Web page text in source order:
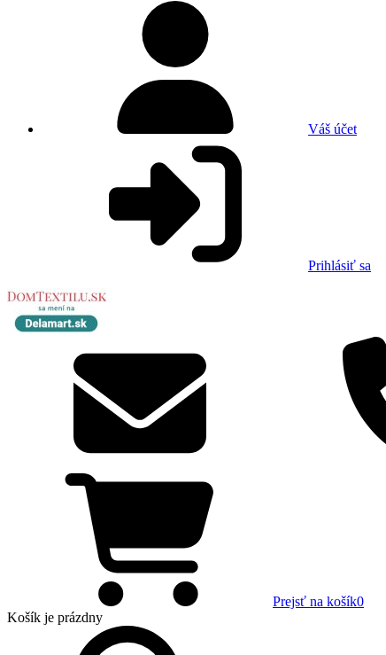
Váš účet
Prihlásiť sa
Prejsť na košík0
Košík je prázdny